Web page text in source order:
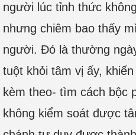
người lúc tỉnh thức
nhưng chiêm bao thấy
người. Đó là thường
tuột khỏi tâm vị ấy,
kèm theo- tìm cách bộc
không kiểm soát được